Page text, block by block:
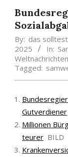
Menu
By: das
2025
In:
Tagged:
Gutverdiener
Millionen
teurer BILD